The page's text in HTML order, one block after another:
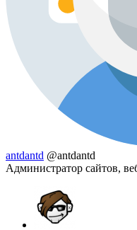
antdantd @antdantd
Администратор сайтов,